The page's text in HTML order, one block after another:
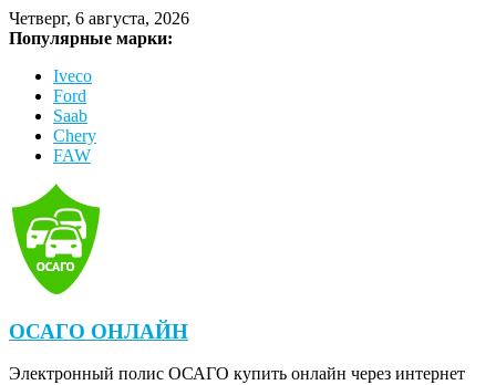
Четверг, 6 августа, 2026
Популярные марки:
Iveco
Ford
Saab
Chery
FAW
ОСАГО ОНЛАЙН
Электронный полис ОСАГО купить онлайн через интернет